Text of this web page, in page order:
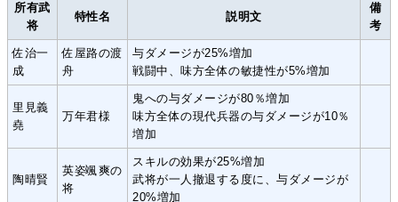
所有武
将
特性名 説明文
備
考
佐治一
成
佐屋路の渡
舟
与ダメージが25%増加
戦闘中、味方全体の敏捷性が5%増加
里見義
堯
万年君様
鬼への与ダメージが80％増加
味方全体の現代兵器の与ダメージが10％
増加
陶晴賢
英姿颯爽の
将
スキルの効果が25%増加
武将が一人撤退する度に、与ダメージが
20%増加